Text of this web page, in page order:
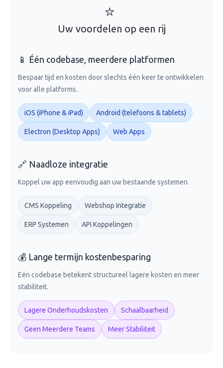
⭐
Uw voordelen op een rij
📱 Één codebase, meerdere platformen
Bespaar tijd en kosten door slechts één keer te ontwikkelen
voor alle platforms.
iOS (iPhone & iPad) Android (telefoons & tablets)
Electron (Desktop Apps) Web Apps
🔗 Naadloze integratie
Koppel uw app eenvoudig aan uw bestaande systemen.
CMS Koppeling Webshop Integratie
ERP Systemen API Koppelingen
💰 Lange termijn kostenbesparing
Eén codebase betekent structureel lagere kosten en meer
stabiliteit.
Lagere Onderhoudskosten Schaalbaarheid
Geen Meerdere Teams Meer Stabiliteit